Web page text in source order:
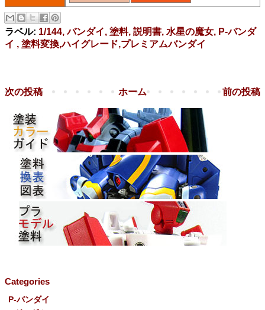
ラベル: 1/144, バンダイ, 塗料, 説明書, 水星の魔女, P-バンダ
イ , 塗料変換,ハイグレード,プレミアムバンダイ
次の投稿 前の投稿
ホーム
Categories
P-バンダイ